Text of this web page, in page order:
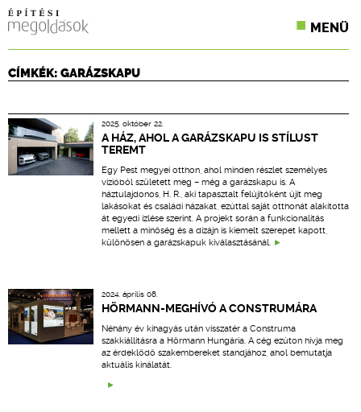
MENÜ
CPR TERMÉKKIÍRÁS
ÉPÍTÉSI JOG
ONLINE KÉPZÉSEK
TERVEZÉSI SEGÉDLETEK
CÍMKÉK: GARÁZSKAPU
2025. október 22.
A HÁZ, AHOL A GARÁZSKAPU IS STÍLUST
TEREMT
Egy Pest megyei otthon, ahol minden részlet személyes
vízióból született meg – még a garázskapu is. A
háztulajdonos, H. R., aki tapasztalt felújítóként újít meg
lakásokat és családi házakat, ezúttal saját otthonát alakította
át egyedi ízlése szerint. A projekt során a funkcionalitás
mellett a minőség és a dizájn is kiemelt szerepet kapott,
különösen a garázskapuk kiválasztásánál.
2024. április 08.
HÖRMANN-MEGHÍVÓ A CONSTRUMÁRA
Néhány év kihagyás után visszatér a Construma
szakkiállításra a Hörmann Hungária. A cég ezúton hívja meg
az érdeklődő szakembereket standjához, ahol bemutatja
aktuális kínálatát.